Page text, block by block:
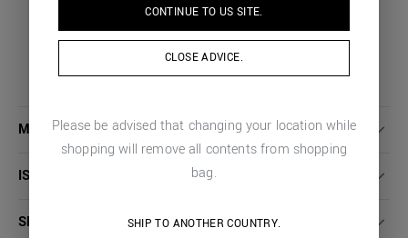
MAGGIORI DETTAGLI
ISTRUZIONI LAVAGGIO
SPEDIZIONI E RESI
CONTINUE TO US SITE.
CLOSE ADVICE.
Please be advised that changing your location while
shopping will remove all contents from shopping
bag.
SHIP TO ANOTHER COUNTRY.